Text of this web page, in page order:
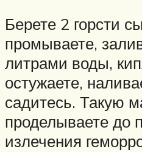
Берете 2 горсти
промываете,
литрами воды,
остужаете,
садитесь. Такую
проделываете до
излечения